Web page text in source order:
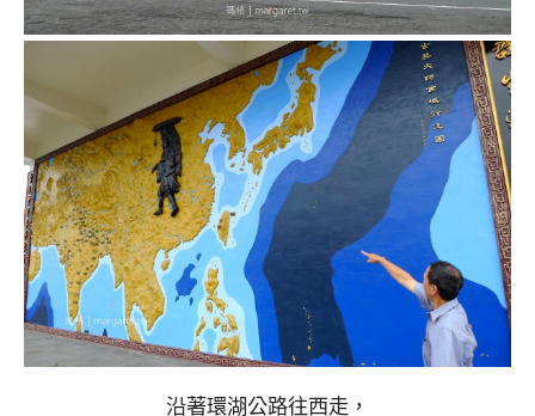
沿著環湖公路往西走，